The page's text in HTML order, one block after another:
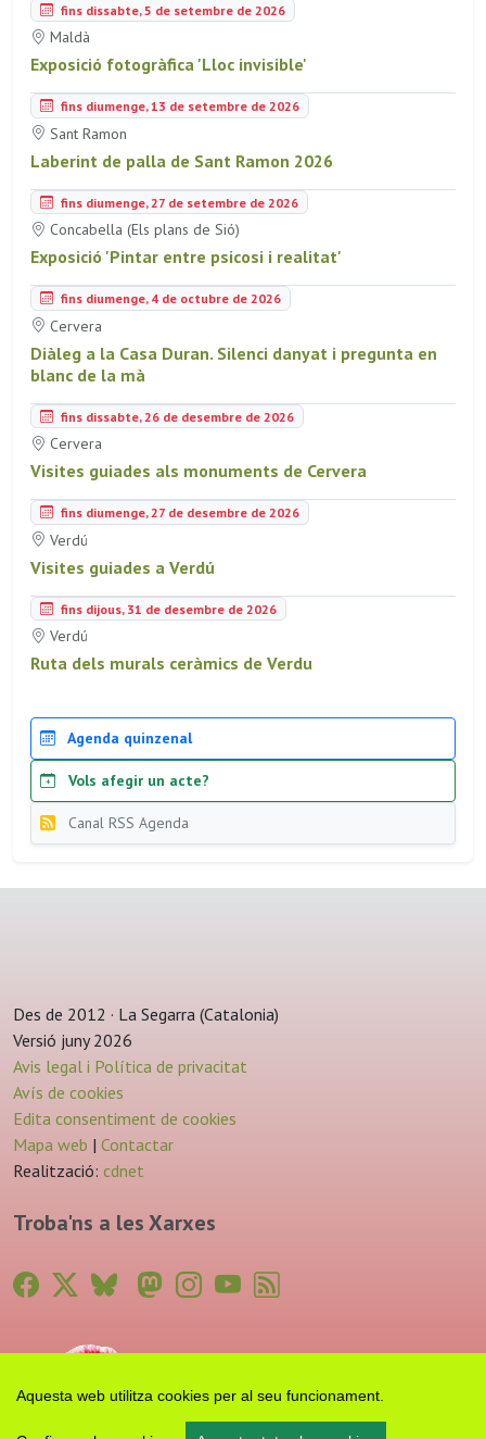
Aquesta web utilitza cookies per al seu funcionament.
fins dissabte, 5 de setembre de 2026
Maldà
Exposició fotogràfica 'Lloc invisible'
fins diumenge, 13 de setembre de 2026
Sant Ramon
Laberint de palla de Sant Ramon 2026
fins diumenge, 27 de setembre de 2026
Concabella (Els plans de Sió)
Exposició 'Pintar entre psicosi i realitat'
fins diumenge, 4 de octubre de 2026
Cervera
Diàleg a la Casa Duran. Silenci danyat i pregunta en
blanc de la mà
fins dissabte, 26 de desembre de 2026
Cervera
Visites guiades als monuments de Cervera
fins diumenge, 27 de desembre de 2026
Verdú
Visites guiades a Verdú
fins dijous, 31 de desembre de 2026
Verdú
Ruta dels murals ceràmics de Verdu
Agenda quinzenal
Vols afegir un acte?
Canal RSS Agenda
Des de 2012 · La Segarra (Catalonia)
Versió juny 2026
Avis legal i Política de privacitat
Avís de cookies
Edita consentiment de cookies
Mapa web | Contactar
Realització: cdnet
Troba'ns a les Xarxes